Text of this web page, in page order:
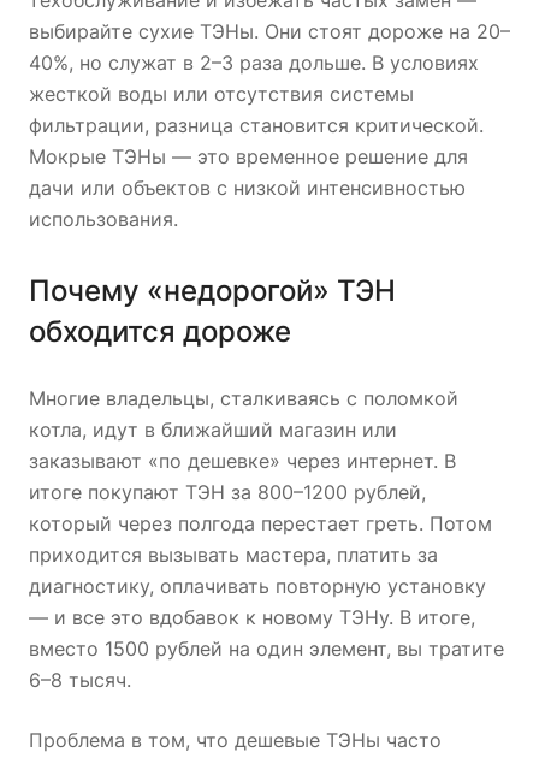
выбирайте сухие ТЭНы. Они стоят дороже на 20–
40%, но служат в 2–3 раза дольше. В условиях
жесткой воды или отсутствия системы
фильтрации, разница становится критической.
Мокрые ТЭНы — это временное решение для
дачи или объектов с низкой интенсивностью
использования.
Почему «недорогой» ТЭН
обходится дороже
Многие владельцы, сталкиваясь с поломкой
котла, идут в ближайший магазин или
заказывают «по дешевке» через интернет. В
итоге покупают ТЭН за 800–1200 рублей,
который через полгода перестает греть. Потом
приходится вызывать мастера, платить за
диагностику, оплачивать повторную установку
— и все это вдобавок к новому ТЭНу. В итоге,
вместо 1500 рублей на один элемент, вы тратите
6–8 тысяч.
Проблема в том, что дешевые ТЭНы часто